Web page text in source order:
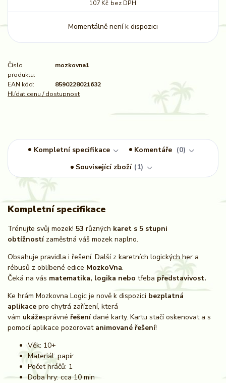
107 Kč bez DPH
Momentálně není k dispozici
Číslo
produktu:
mozkovna1
EAN kód:
8590228021632
Hlídat cenu / dostupnost
Kompletní specifikace Komentáře
0
Související zboží
1
Kompletní specifikace
Trénujte svůj mozek! 53 různých karet s 5 stupni
obtížnostízaměstná váš mozek naplno.
Obsahuje pravidla i řešení. Další z karetních logických her a
rébusů z oblíbené edice MozkoVna.
Čeká na vás matematika, logika nebo třeba představivost.
Ke hrám Mozkovna Logic je nově k dispozici bezplatná
aplikace pro chytrá zařízení, která
vám ukážesprávné řešenídané karty. Kartu stačí oskenovat a s
pomocí aplikace pozorovat animované řešení!
Věk: 10+
Materiál: papír
Počet hráčů: 1
Doba hry: cca 10 min